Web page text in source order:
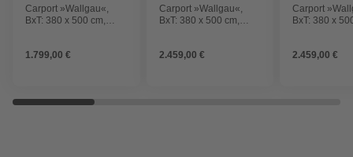
Carport »Wallgau«,
BxT: 380 x 500 cm,
1.799,00 €
Carport »Wallgau«,
BxT: 380 x 500 cm,
2.459,00 €
Carport
BxT: 380 x
2.459,00 €